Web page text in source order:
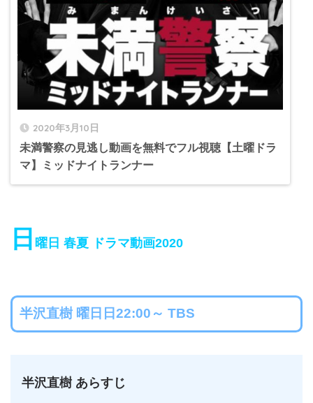
2020年3月10日
未満警察の見逃し動画を無料でフル視聴【土曜ドラ
マ】ミッドナイトランナー
日 曜日 春夏 ドラマ動画2020
半沢直樹 曜日日22:00～ TBS
半沢直樹 あらすじ